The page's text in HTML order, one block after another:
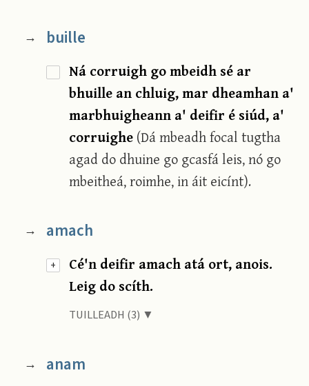
→ buille
Ná corruigh go mbeidh sé ar
bhuille an chluig, mar dheamhan a'
marbhuigheann a' deifir é siúd, a'
corruighe(Dá mbeadh focal tugtha
agad do dhuine go gcasfá leis, nó go
mbeitheá, roimhe, in áit eicínt).
+
→ amach
Cé'n deifir amach atá ort, anois.
Leig do scíth.
TUILLEADH (3) ▼
→ anam